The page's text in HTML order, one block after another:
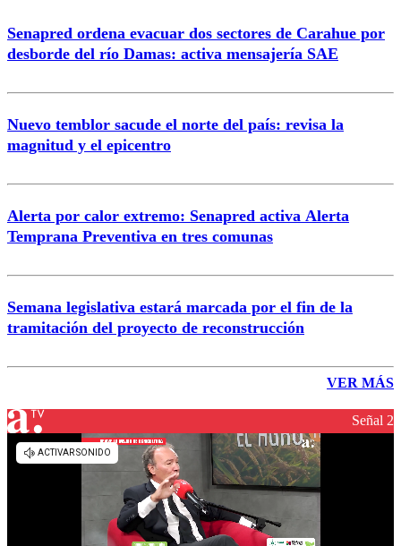
Senapred ordena evacuar dos sectores de Carahue por
desborde del río Damas: activa mensajería SAE
Nuevo temblor sacude el norte del país: revisa la
magnitud y el epicentro
Alerta por calor extremo: Senapred activa Alerta
Temprana Preventiva en tres comunas
Semana legislativa estará marcada por el fin de la
tramitación del proyecto de reconstrucción
VER MÁS
Señal 2